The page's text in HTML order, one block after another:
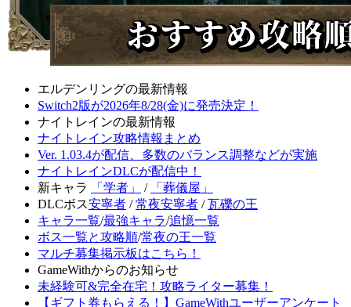
エルデンリングの最新情報
Switch2版が2026年8/28(金)に発売決定！
ナイトレインの最新情報
ナイトレイン攻略情報まとめ
Ver. 1.03.4が配信、多数のバランス調整などが実施
ナイトレインDLCが配信中！
新キャラ
「学者」 /
「葬儀屋」
DLCボス安寧者 /常夜安寧者 /瓦礫の王
キャラ一覧/最強キャラ/追憶一覧
ボス一覧と攻略順/常夜の王一覧
マルチ募集掲示板はこちら！
GameWithからのお知らせ
未経験可&完全在宅！攻略ライター募集！
【ギフト券もらえる！】GameWithユーザーアンケート